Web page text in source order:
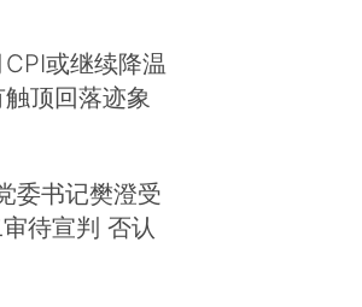
或继续降温
顶回落迹象
委书记樊澄受
待宣判 否认